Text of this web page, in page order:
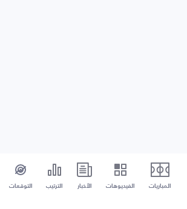
المباريات الفيديوهات الأخبار الترتيب التوقعات